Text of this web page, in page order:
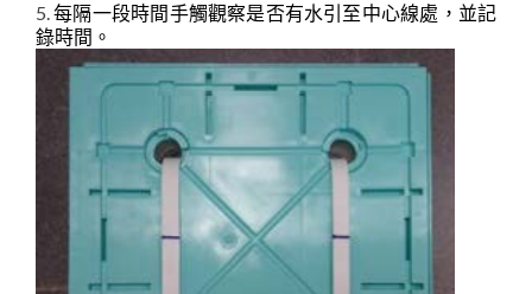
5.每隔一段時間手觸觀察是否有水引至中心線處，並記
錄時間。